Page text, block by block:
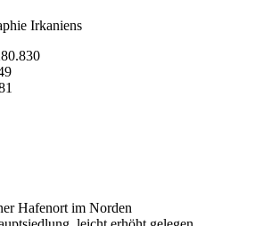
Irkaniens
Hafenort im Norden